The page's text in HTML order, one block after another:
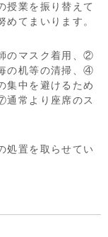
授業を振り替えて
めてまいります。
のマスク着用、②
の机等の清掃、④
集中を避けるため
常より座席のス
処置を取らせてい